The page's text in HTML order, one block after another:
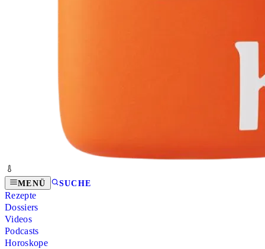
MENÜ SUCHE
Rezepte
Dossiers
Videos
Podcasts
Horoskope